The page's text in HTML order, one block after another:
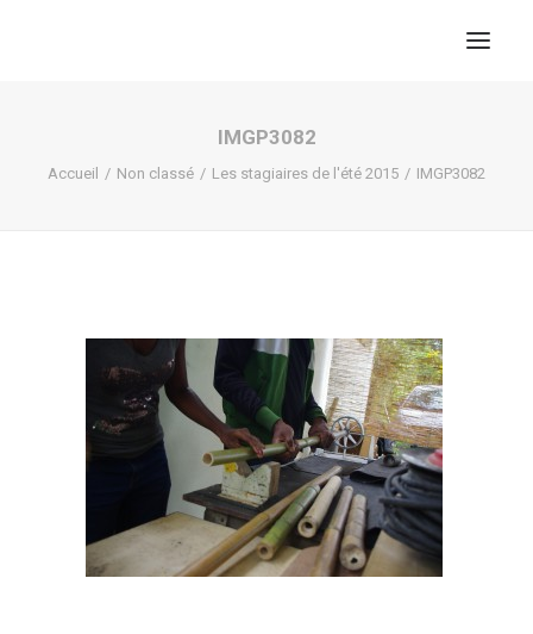
RECHERCHE
PANIER
IMGP3082
Accueil Non classé Les stagiaires de l'été 2015 IMGP3082